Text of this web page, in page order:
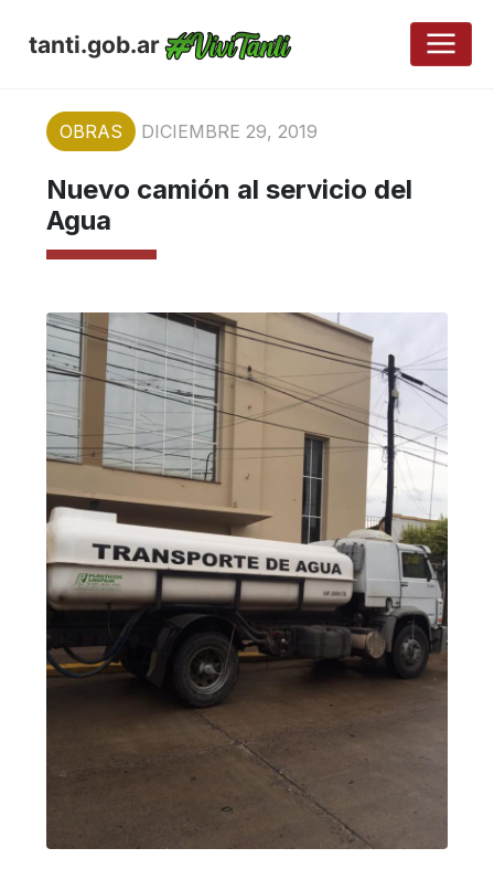
tanti.gob.ar
OBRAS DICIEMBRE 29, 2019
Nuevo camión al servicio del
Agua